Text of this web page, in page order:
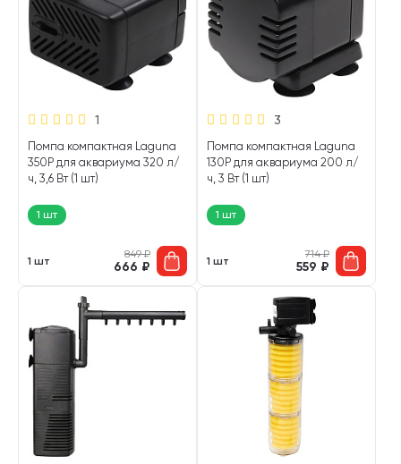
1
Помпа компактная Laguna
350P для аквариума 320 л/
ч, 3,6 Вт (1 шт)
1 шт
1 шт
849₽
666 ₽
3
Помпа компактная Laguna
130P для аквариума 200 л/
ч, 3 Вт (1 шт)
1 шт
1 шт
714₽
559 ₽